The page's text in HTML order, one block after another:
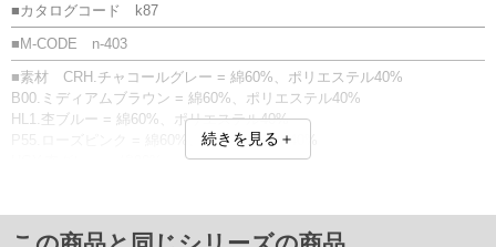
■カタログコード k87
■M-CODE n-403
■素材 CRH.チャコールグレー = 綿60%、ポリエステル40%
B00.ミディアムブラウン = 綿60%、ポリエステル40%
HL1.杢ブルー = 綿60%、ポリエステル40%
P55.ローズピンク = 綿60%、ポリエステル40%
HGY.杢グレー = 綿90%、ポリエステル10%
続きを見る＋